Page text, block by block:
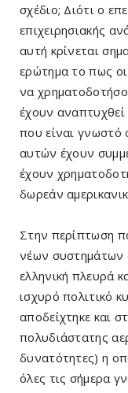
σχέδιο; Διότι ο
επιχειρησιακής
αυτή κρίνεται
ερώτημα το πως
να
έχουν
που είναι γνωστό
αυτών έχουν
έχουν
δωρεάν
Στην περίπτωση
νέων συστημάτων
ελληνική πλευρά
ισχυρό πολιτικό
αποδείχτηκε και
πολυδιάστατης
δυνατότητες) η
όλες τις σήμερα